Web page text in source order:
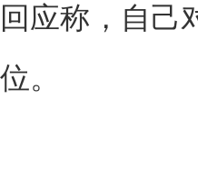
回应称，自己
位。